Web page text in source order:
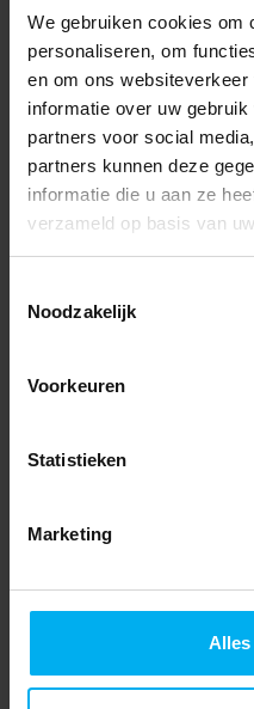
We gebruiken cookies om
personaliseren, om
en om ons
informatie over uw
partners voor social
partners kunnen deze
informatie die u aan ze
verzameld op basis van
Noodzakelijk
Voorkeuren
Statistieken
Marketing
Alles